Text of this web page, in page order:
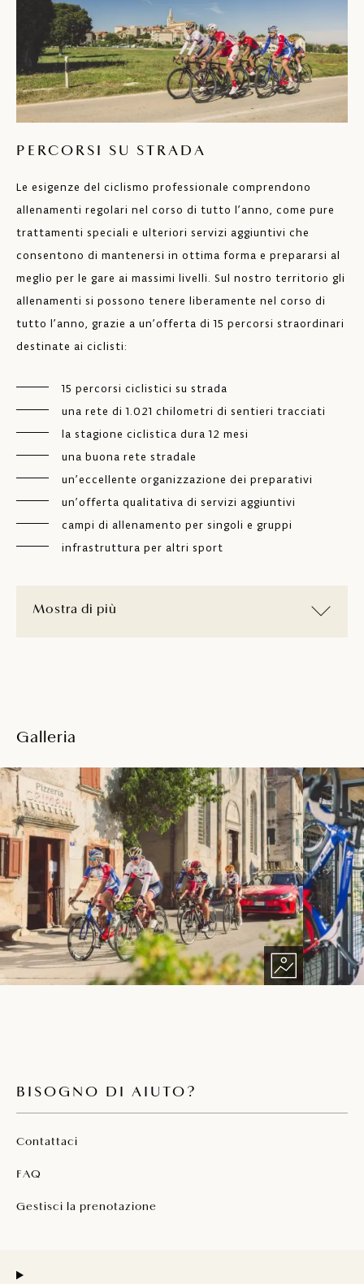
PERCORSI SU STRADA
Le esigenze del ciclismo professionale comprendono
allenamenti regolari nel corso di tutto l’anno, come pure
trattamenti speciali e ulteriori servizi aggiuntivi che
consentono di mantenersi in ottima forma e prepararsi al
meglio per le gare ai massimi livelli. Sul nostro territorio gli
allenamenti si possono tenere liberamente nel corso di
tutto l’anno, grazie a un’offerta di 15 percorsi straordinari
destinate ai ciclisti:
15 percorsi ciclistici su strada
una rete di 1.021 chilometri di sentieri tracciati
la stagione ciclistica dura 12 mesi
una buona rete stradale
un’eccellente organizzazione dei preparativi
un’offerta qualitativa di servizi aggiuntivi
campi di allenamento per singoli e gruppi
infrastruttura per altri sport
Mostra di più
Galleria
BISOGNO DI AIUTO?
Contattaci
FAQ
Gestisci la prenotazione